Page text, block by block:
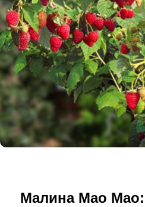
Малина Мао Мао: